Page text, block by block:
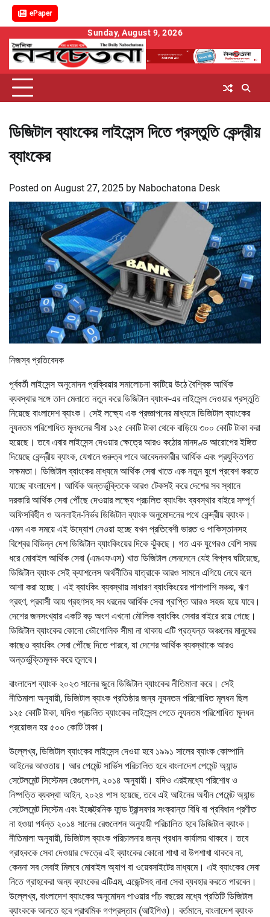
ePaper
content
Sunday, August 9, 2026
ডিজিটাল ব্যাংকের লাইসেন্স দিতে প্রস্তুতি কেন্দ্রীয়
ব্যাংকের
Posted on August 27, 2025 by Nabochatona Desk
নিজস্ব প্রতিবেদক
পূর্ববর্তী লাইসেন্স অনুমোদন প্রক্রিয়ার সমালোচনা কাটিয়ে উঠে বৈশ্বিক আর্থিক
ব্যবস্থার সঙ্গে তাল মেলাতে নতুন করে ডিজিটাল ব্যাংক-এর লাইসেন্স দেওয়ার প্রস্তুতি
নিয়েছে বাংলাদেশ ব্যাংক। সেই লক্ষ্যে এক প্রজ্ঞাপনের মাধ্যমে ডিজিটাল ব্যাংকের
ন্যূনতম পরিশোধিত মূলধনের সীমা ১২৫ কোটি টাকা থেকে বাড়িয়ে ৩০০ কোটি টাকা করা
হয়েছে। তবে এবার লাইসেন্স দেওয়ার ক্ষেত্রে আরও কঠোর মানদণ্ড আরোপের ইঙ্গিত
দিয়েছে কেন্দ্রীয় ব্যাংক, যেখানে গুরুত্ব পাবে আবেদনকারীর আর্থিক এবং প্রযুক্তিগত
সক্ষমতা। ডিজিটাল ব্যাংকের মাধ্যমে আর্থিক সেবা খাতে এক নতুন যুগে প্রবেশ করতে
যাচ্ছে বাংলাদেশ। আর্থিক অন্তর্ভুক্তিকে আরও টেকসই করে দেশের সব স্থানে
দরকারি আর্থিক সেবা পৌঁছে দেওয়ার লক্ষ্যে প্রচলিত ব্যাংকিং ব্যবস্থার বাইরে সম্পূর্ণ
অফিসবিহীন ও অনলাইন-নির্ভর ডিজিটাল ব্যাংক অনুমোদনের পথে কেন্দ্রীয় ব্যাংক।
এমন এক সময়ে এই উদ্যোগ নেওয়া হচ্ছে যখন প্রতিবেশী ভারত ও পাকিস্তানসহ
বিশ্বের বিভিন্ন দেশ ডিজিটাল ব্যাংকিংয়ের দিকে ঝুঁকছে। গত এক যুগেরও বেশি সময়
ধরে মোবাইল আর্থিক সেবা (এমএফএস) খাত ডিজিটাল লেনদেনে যেই বিপ্লব ঘটিয়েছে,
ডিজিটাল ব্যাংক সেই ক্যাশলেস অর্থনীতির যাত্রাকে আরও সামনে এগিয়ে নেবে বলে
আশা করা হচ্ছে। এই ব্যাংকিং ব্যবস্থায় সাধারণ ব্যাংকিংয়ের পাশাপাশি সঞ্চয়, ঋণ
গ্রহণ, প্রবাসী আয় গ্রহণসহ সব ধরনের আর্থিক সেবা প্রাপ্তি আরও সহজ হয়ে যাবে।
দেশের জনসংখ্যার একটি বড় অংশ এখনো মৌলিক ব্যাংকিং সেবার বাইরে রয়ে গেছে।
ডিজিটাল ব্যাংকের কোনো ভৌগোলিক সীমা না থাকায় এটি প্রত্যন্ত অঞ্চলের মানুষের
কাছেও ব্যাংকিং সেবা পৌঁছে দিতে পারবে, যা দেশের আর্থিক ব্যবস্থাকে আরও
অন্তর্ভুক্তিমূলক করে তুলবে।
বাংলাদেশ ব্যাংক ২০২৩ সালের জুনে ডিজিটাল ব্যাংকের নীতিমালা করে। সেই
নীতিমালা অনুযায়ী, ডিজিটাল ব্যাংক প্রতিষ্ঠার জন্য ন্যূনতম পরিশোধিত মূলধন ছিল
১২৫ কোটি টাকা, যদিও প্রচলিত ব্যাংকের লাইসেন্স পেতে ন্যূনতম পরিশোধিত মূলধন
প্রয়োজন হয় ৫০০ কোটি টাকা।
উল্লেখ্য, ডিজিটাল ব্যাংকের লাইসেন্স দেওয়া হবে ১৯৯১ সালের ব্যাংক কোম্পানি
আইনের আওতায়। আর পেমেন্ট সার্ভিস পরিচালিত হবে বাংলাদেশ পেমেন্ট অ্যান্ড
সেটেলমেন্ট সিস্টেমস রেগুলেশন, ২০১৪ অনুযায়ী। যদিও এরইমধ্যে পরিশোধ ও
নিষ্পত্তি ব্যবস্থা আইন, ২০২৪ পাস হয়েছে, তবে এই আইনের অধীন পেমেন্ট অ্যান্ড
সেটেলমেন্ট সিস্টেম এবং ইলেক্ট্রনিক ফান্ড ট্রান্সফার সংক্রান্ত বিধি বা প্রবিধান প্রণীত
না হওয়া পর্যন্ত ২০১৪ সালের রেগুলেশন অনুযায়ী পরিচালিত হবে ডিজিটাল ব্যাংক।
নীতিমালা অনুযায়ী, ডিজিটাল ব্যাংক পরিচালনার জন্য প্রধান কার্যালয় থাকবে। তবে
গ্রাহককে সেবা দেওয়ার ক্ষেত্রে এই ব্যাংকের কোনো শাখা বা উপশাখা থাকবে না,
কেননা সব সেবাই মিলবে মোবাইল অ্যাপ বা ওয়েবসাইটের মাধ্যমে। এই ব্যাংকের সেবা
নিতে গ্রাহকেরা অন্য ব্যাংকের এটিএম, এজেন্টসহ নানা সেবা ব্যবহার করতে পারবেন।
উল্লেখ্য, বাংলাদেশ ব্যাংকের অনুমোদন পাওয়ার পাঁচ বছরের মধ্যে প্রতিটি ডিজিটাল
ব্যাংককে আনতে হবে প্রাথমিক গণপ্রস্তাব (আইপিও)। বর্তমানে, বাংলাদেশ ব্যাংক